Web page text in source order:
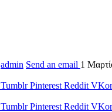
admin Send an email 1
Tumblr Pinterest Reddit
Tumblr Pinterest Reddit